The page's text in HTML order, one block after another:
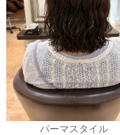
パーマスタイル